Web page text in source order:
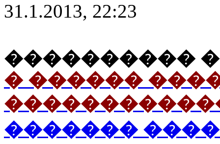
31.1.2013, 22:23
����������
� ������
�������